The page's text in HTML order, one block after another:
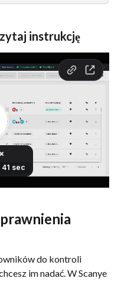
instrukcję
do kontroli
im nadać. W Scanye